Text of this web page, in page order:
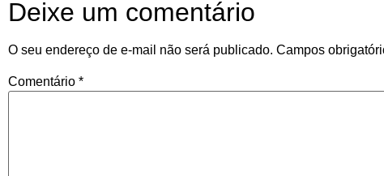
Deixe um comentário
O seu endereço de e-mail não será publicado. Campos
Comentário *